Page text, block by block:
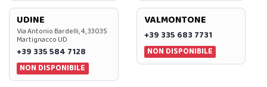
UDINE
Via Antonio Bardelli, 4, 33035
Martignacco UD
+39 335 584 7128
NON DISPONIBILE
VALMONTONE
+39 335 683 7731
NON DISPONIBILE